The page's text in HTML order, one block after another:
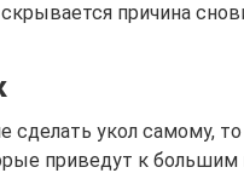
причина
сделать укол самому,
приведут к большим